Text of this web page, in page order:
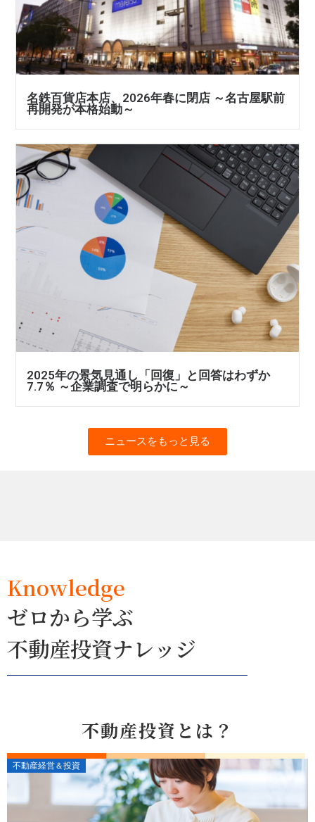
名鉄百貨店本店、2026年春に閉店 ～名古屋駅前
再開発が本格始動～
2025年の景気見通し「回復」と回答はわずか
7.7％ ～企業調査で明らかに～
ニュースをもっと見る
Knowledge
ゼロから学ぶ
不動産投資ナレッジ
不動産投資とは？
不動産経営＆投資